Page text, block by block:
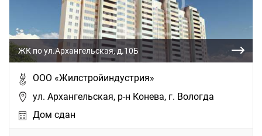
ЖК по ул.Архангельская, д.10Б
ООО «Жилстройиндустрия»
ул. Архангельская, р-н Конева, г. Вологда
Дом сдан